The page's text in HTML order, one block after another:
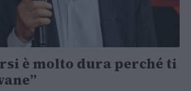
è molto dura perché ti